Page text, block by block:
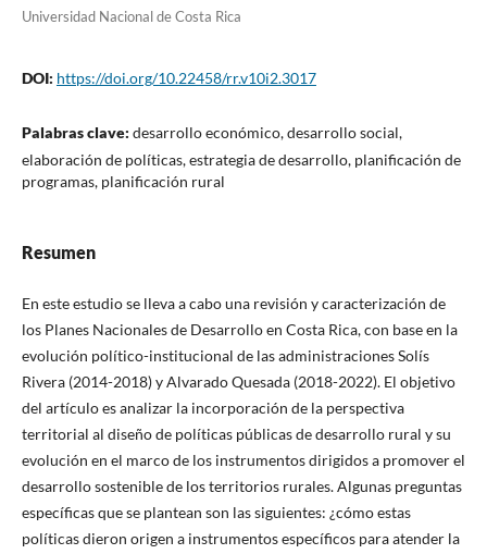
Universidad Nacional de Costa Rica
DOI: https://doi.org/10.22458/rr.v10i2.3017
Palabras clave: desarrollo económico, desarrollo social,
elaboración de políticas, estrategia de desarrollo, planificación de
programas, planificación rural
Resumen
En este estudio se lleva a cabo una revisión y caracterización de
los Planes Nacionales de Desarrollo en Costa Rica, con base en la
evolución político-institucional de las administraciones Solís
Rivera (2014-2018) y Alvarado Quesada (2018-2022). El objetivo
del artículo es analizar la incorporación de la perspectiva
territorial al diseño de políticas públicas de desarrollo rural y su
evolución en el marco de los instrumentos dirigidos a promover el
desarrollo sostenible de los territorios rurales. Algunas preguntas
específicas que se plantean son las siguientes: ¿cómo estas
políticas dieron origen a instrumentos específicos para atender la